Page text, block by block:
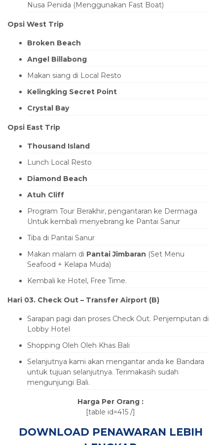
Nusa Penida (Menggunakan Fast Boat)
Opsi West Trip
Broken Beach
Angel Billabong
Makan siang di Local Resto
Kelingking Secret Point
Crystal Bay
Opsi East Trip
Thousand Island
Lunch Local Resto
Diamond Beach
Atuh Cliff
Program Tour Berakhir, pengantaran ke Dermaga
Untuk kembali menyebrang ke Pantai Sanur
Tiba di Pantai Sanur
Makan malam di Pantai Jimbaran (Set Menu
Seafood + Kelapa Muda)
Kembali ke Hotel, Free Time.
Hari 03. Check Out – Transfer Airport (B)
Sarapan pagi dan proses Check Out. Penjemputan di
Lobby Hotel
Shopping Oleh Oleh Khas Bali
Selanjutnya kami akan mengantar anda ke Bandara
untuk tujuan selanjutnya. Terimakasih sudah
mengunjungi Bali.
Harga Per Orang :
[table id=415 /]
DOWNLOAD PENAWARAN LEBIH